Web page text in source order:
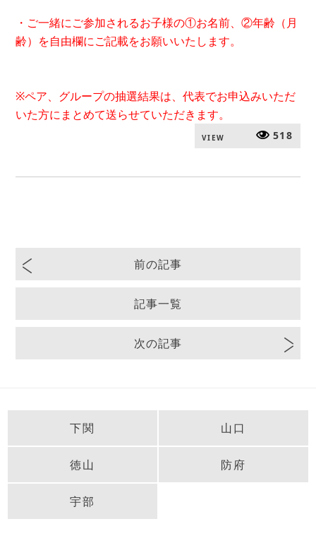
・ご一緒にご参加されるお子様の①お名前、②年齢（月
齢）を自由欄にご記載をお願いいたします。
※ペア、グループの抽選結果は、代表でお申込みいただ
いた方にまとめて送らせていただきます。
VIEW 518
前の記事
記事一覧
次の記事
下関 山口
徳山 防府
宇部